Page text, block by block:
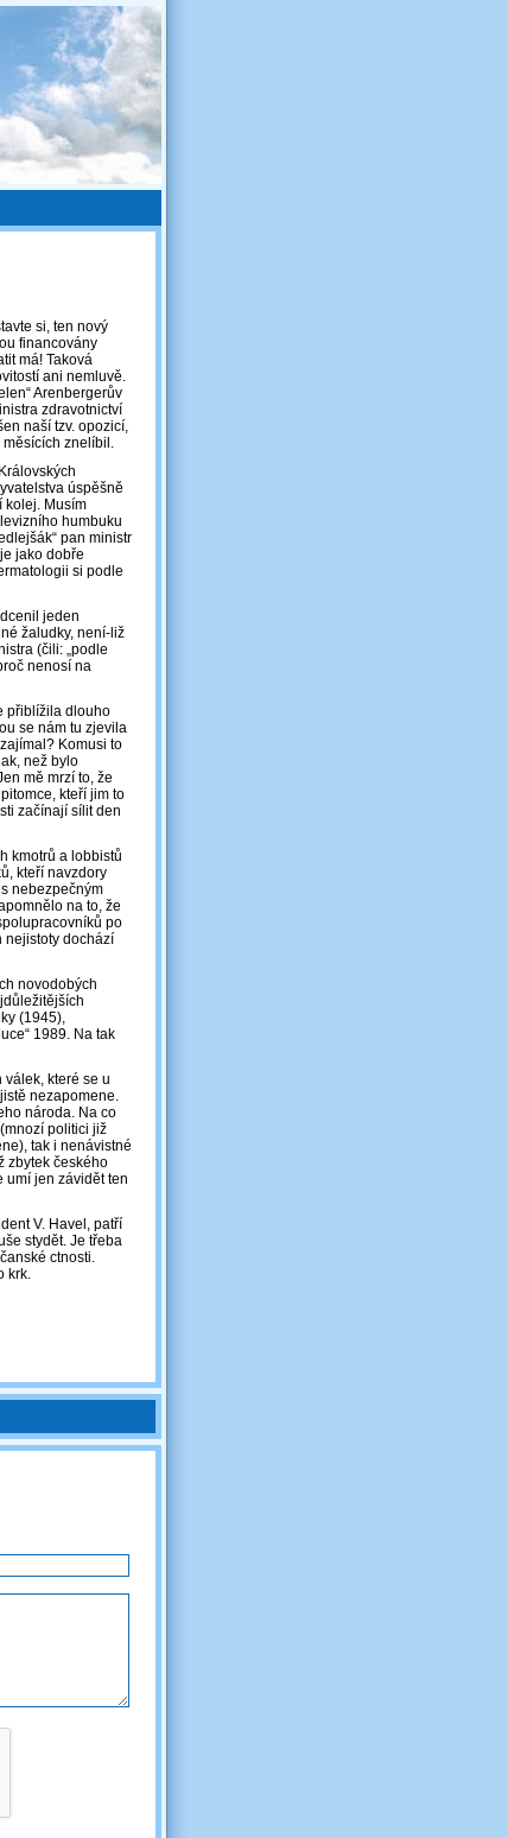
si, ten nový
financovány
má! Taková
ani nemluvě.
Arenbergerův
zdravotnictví
naší tzv. opozicí,
znelíbil.
úspěšně
kolej. Musím
humbuku
pan ministr
jako dobře
si podle
jeden
žaludky, není-liž
(čili: „podle
nenosí na
přiblížila dlouho
se nám tu zjevila
Komusi to
než bylo
mě mrzí to, že
kteří jim to
začínají sílit den
kmotrů a lobbistů
kteří navzdory
nebezpečným
na to, že
po
nejistoty dochází
novodobých
(1945),
1989. Na tak
válek, které se u
nezapomene.
národa. Na co
politici již
tak i nenávistné
zbytek českého
umí jen závidět ten
V. Havel, patří
stydět. Je třeba
ctnosti.
krk.